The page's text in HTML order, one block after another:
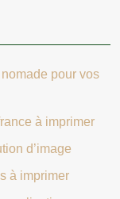
pour vos
à imprimer
d’image
à imprimer